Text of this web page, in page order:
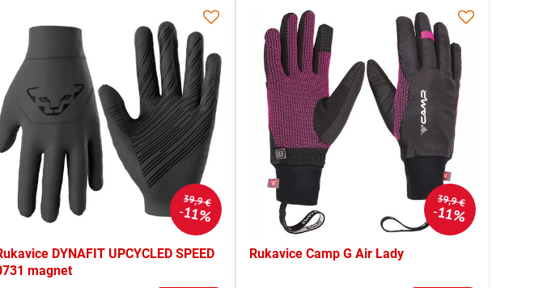
39,9 €
11%
DYNAFIT UPCYCLED SPEED
magnet
39,9 €
11%
Rukavice Camp G Air Lady